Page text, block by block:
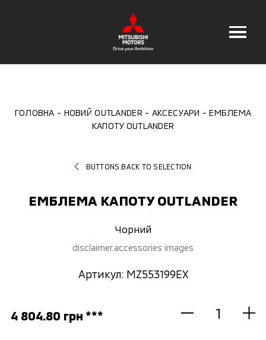
ГОЛОВНА НОВИЙ OUTLANDER АКСЕСУАРИ
ЕМБЛЕМА
КАПОТУ OUTLANDER
BUTTONS.BACK TO SELECTION
ЕМБЛЕМА КАПОТУ OUTLANDER
Чорний
disclaimer.accessories images
Артикул: MZ553199EX
4 804.80 грн ***